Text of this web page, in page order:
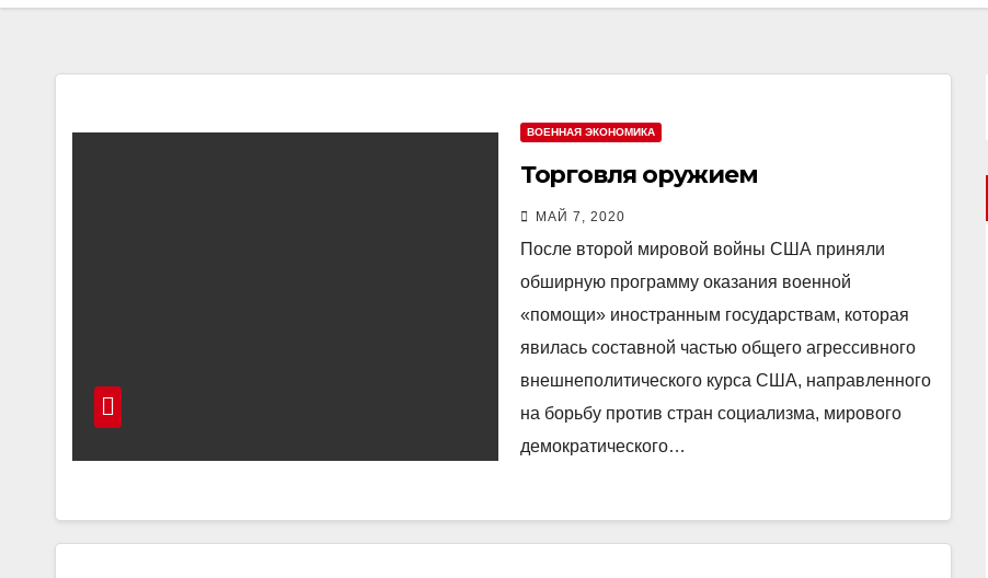
ВОЕННАЯ ЭКОНОМИКА
Торговля оружием
МАЙ 7, 2020
После второй мировой войны США приняли
обширную программу оказания военной
«помощи» иностранным государствам, которая
явилась составной частью общего агрессивного
внешнеполитического курса США, направленного
на борьбу против стран социализма, мирового
демократического…